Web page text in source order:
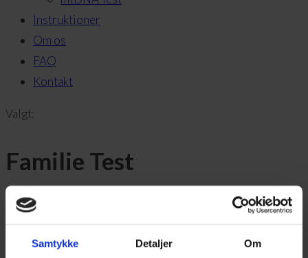
Samtykke Detaljer Om
Instruktioner
Om os
FAQ
Kontakt
Valgt:
Familie Test
Fra:2.675,00
Vælg muligheder